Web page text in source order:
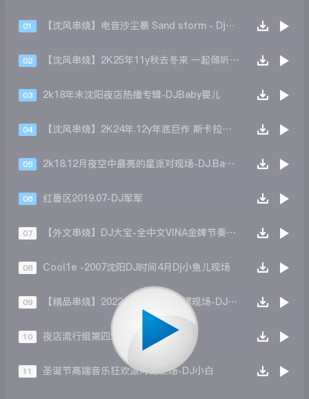
01 【沈风串烧】电音沙尘暴 Sand storm - Dj小昊VastL
02 【沈风串烧】2K25年11y秋去冬来 一起倾听动感音乐节奏的舞曲世界 - Dj.阿帅
03 2k18年末沈阳夜店热播专辑-DJBaby婴儿
04 【沈风串烧】2K24年.12y年底巨作 斯卡拉第二场任重DJ王赫.(大赫)专辑现场 - Dj.阿帅
05 2k18.12月夜空中最亮的星派对现场-DJ.Baby婴儿
06 红番区2019.07-DJ军军
07 【外文串烧】DJ大宝-全中文VINA金牌节奏阿依莫越南鼓上劲风暴MUSIC慢摇大碟
08 Cool1e -2007沈阳DJ时间4月Dj小鱼儿现场
09 【精品串烧】2022年10月沈风摇摆现场-DJ小伟
10 夜店流行组第四场-DjAyu3
11 圣诞节高端音乐狂欢派对第二场-DJ小白